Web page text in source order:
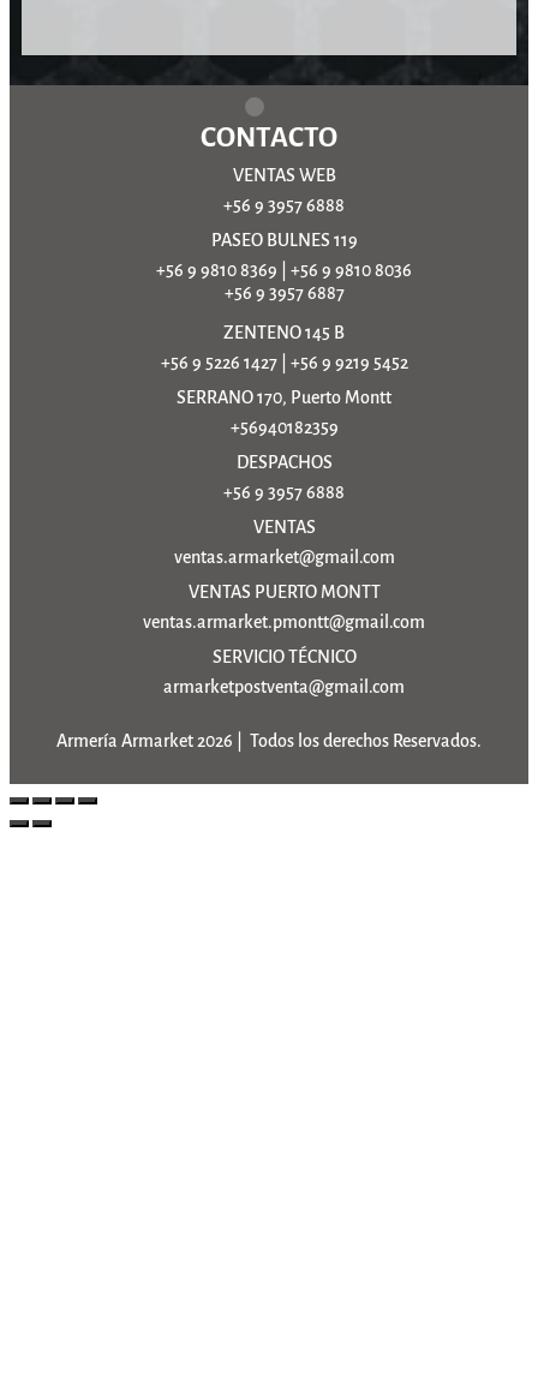
CONTACTO
VENTAS WEB
+56 9 3957 6888
PASEO BULNES 119
+56 9 9810 8369
+56 9 9810 8036
+56 9 3957 6887
ZENTENO 145 B
+56 9 5226 1427| +56 9 9219 5452
SERRANO 170, Puerto Montt
+56940182359
DESPACHOS
+56 9 3957 6888
VENTAS
ventas.armarket@gmail.com
VENTAS PUERTO MONTT
ventas.armarket.pmontt@gmail.com
SERVICIO TÉCNICO
armarketpostventa@gmail.com
Armería Armarket 2026 | Todos los derechos Reservados.